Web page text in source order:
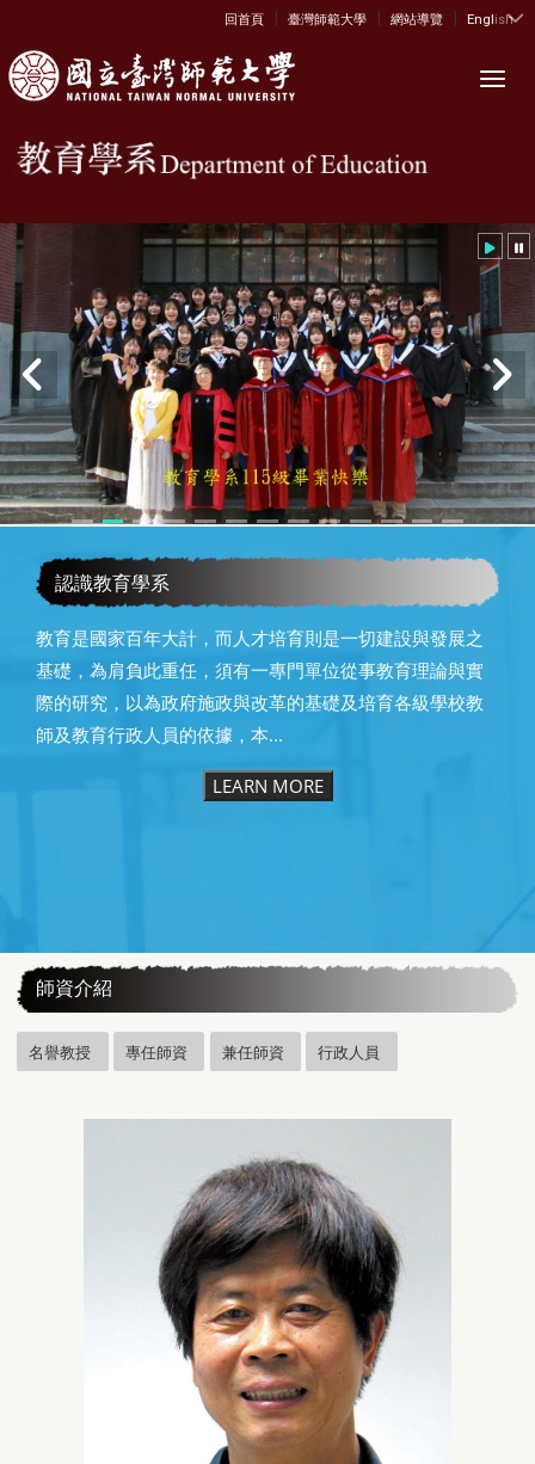
:::
回首頁 | 臺灣師範大學 | 網站導覽 | English
認識教育學系
教育是國家百年大計，而人才培育則是一切建設與發展之
基礎，為肩負此重任，須有一專門單位從事教育理論與實
際的研究，以為政府施政與改革的基礎及培育各級學校教
師及教育行政人員的依據，本...
LEARN MORE
師資介紹
名譽教授 專任師資 兼任師資 行政人員